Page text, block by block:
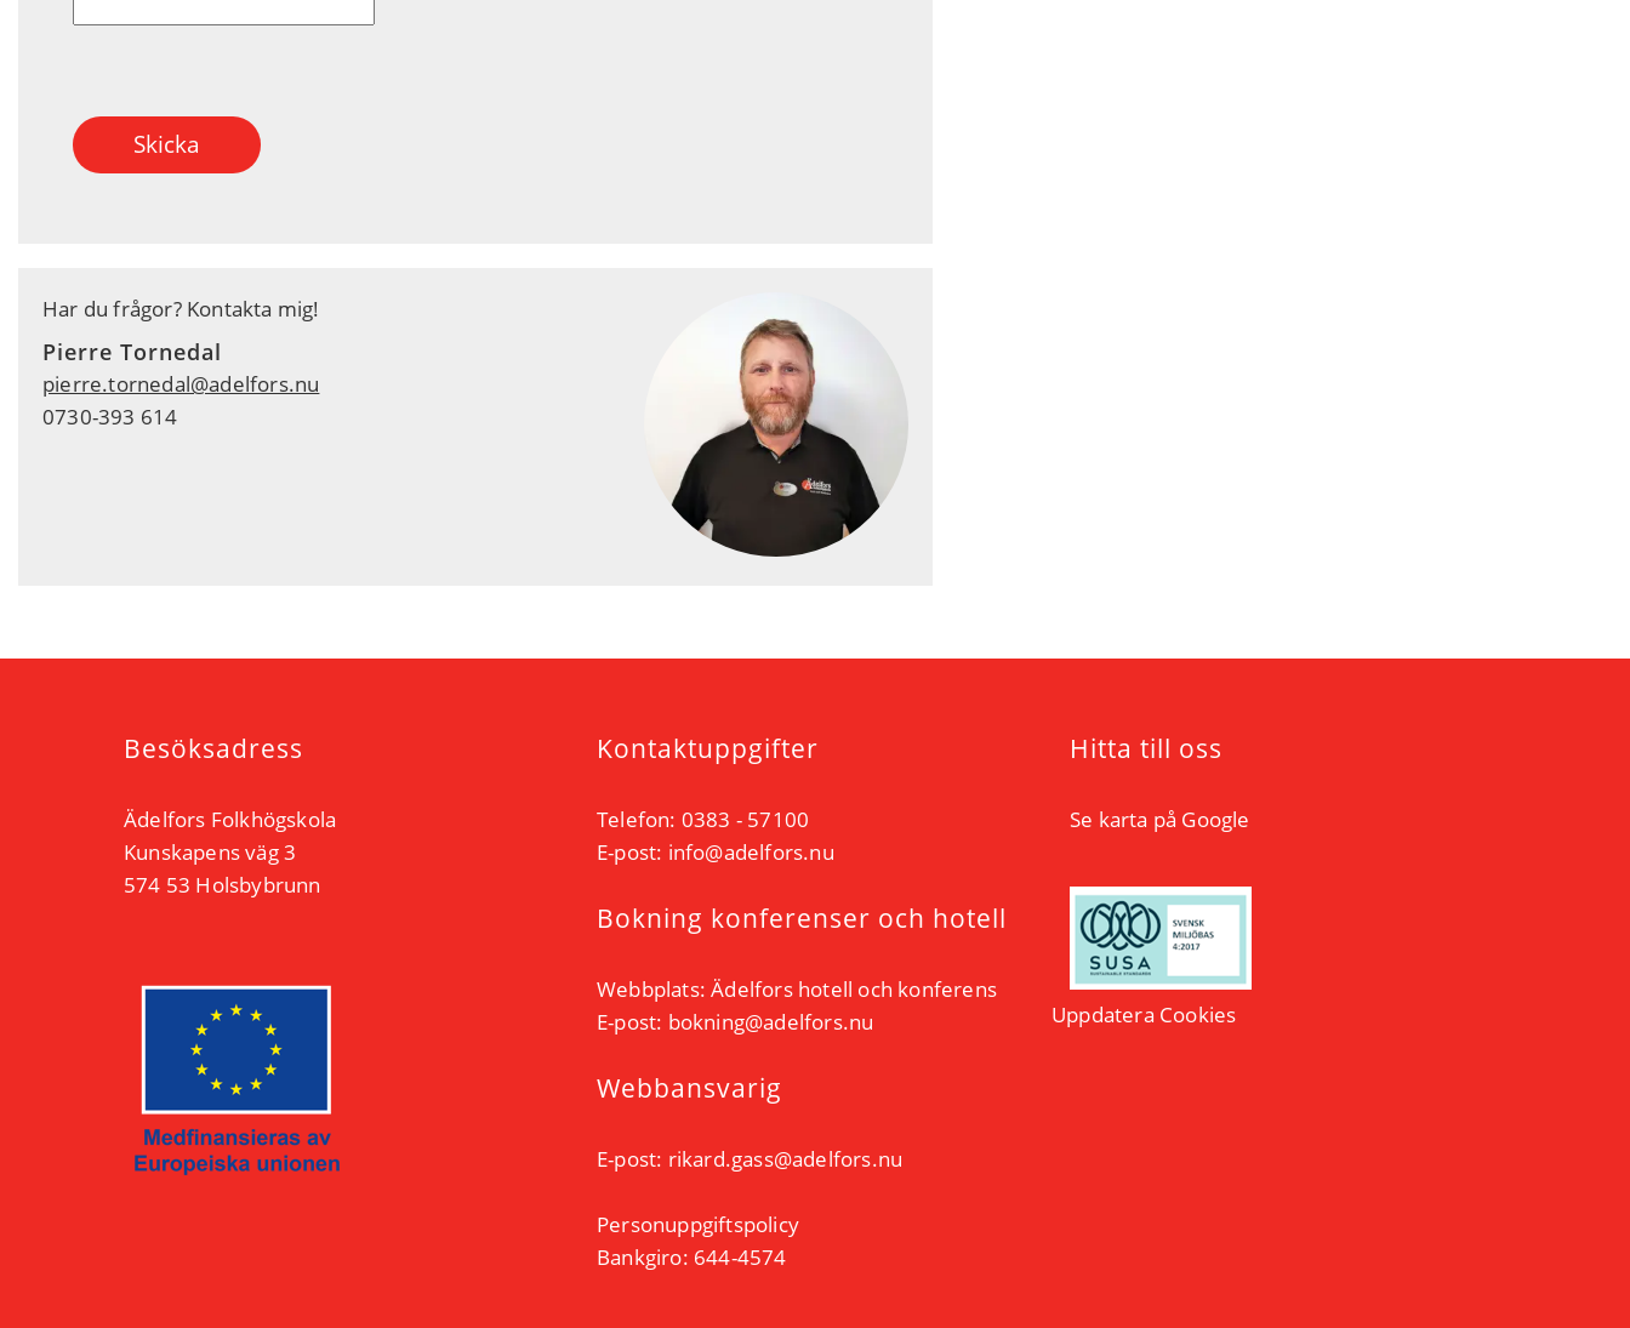
Har du frågor? Kontakta mig!
Pierre Tornedal
pierre.tornedal@adelfors.nu
0730-393 614
Besöksadress
Ädelfors Folkhögskola
Kunskapens väg 3
574 53 Holsbybrunn
Kontaktuppgifter
Telefon: 0383 - 57100
E-post: info@adelfors.nu
Bokning konferenser och hotell
Webbplats:Ädelfors hotell och konferens
E-post: bokning@adelfors.nu
Webbansvarig
E-post: rikard.gass@adelfors.nu
Personuppgiftspolicy
Bankgiro: 644-4574
Hitta till oss
Se karta på Google
Uppdatera Cookies